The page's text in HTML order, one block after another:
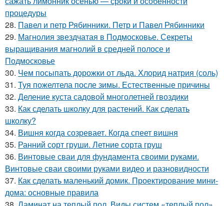
процедуры
28. Павел и петр Рябинники. Петр и Павел Рябинники
29. Магнолия звездчатая в Подмосковье. Секреты
выращивания магнолий в средней полосе и
Подмосковье
30. Чем посыпать дорожки от льда. Хлорид натрия (соль)
31. Туя пожелтела после зимы. Естественные причины
32. Деление куста садовой многолетней гвоздики
33. Как сделать школку для растений. Как сделать
школку?
34. Вишня когда созревает. Когда спеет вишня
35. Ранний сорт груши. Летние сорта груш
36. Винтовые сваи для фундамента своими руками.
Винтовые сваи своими руками видео и разновидности
37. Как сделать маленький домик. Проектирование мини-
дома: основные правила